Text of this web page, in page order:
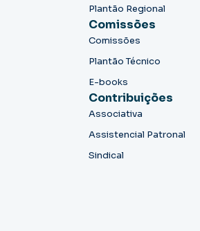
Plantão Regional
Comissões
Comissões
Plantão Técnico
E-books
Contribuições
Associativa
Assistencial Patronal
Sindical